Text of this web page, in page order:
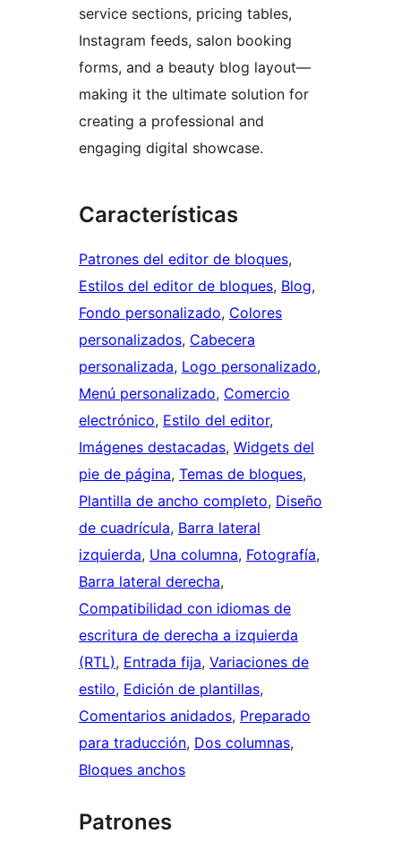
service sections, pricing tables,
Instagram feeds, salon booking
forms, and a beauty blog layout—
making it the ultimate solution for
creating a professional and
engaging digital showcase.
Características
Patrones del editor de bloques
Estilos del editor de bloques, Blog
Fondo personalizado, Colores
personalizados, Cabecera
personalizada, Logo personalizado
Menú personalizado, Comercio
electrónico, Estilo del editor
Imágenes destacadas, Widgets del
pie de página, Temas de bloques
Plantilla de ancho completo, Diseño
de cuadrícula, Barra lateral
izquierda, Una columna, Fotografía
Barra lateral derecha
Compatibilidad con idiomas de
escritura de derecha a izquierda
(RTL), Entrada fija, Variaciones de
estilo, Edición de plantillas
Comentarios anidados, Preparado
para traducción, Dos columnas
Bloques anchos
Patrones